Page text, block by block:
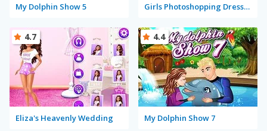
My Dolphin Show 5 Girls Photoshopping Dressup
Eliza's Heavenly Wedding
4.7
My Dolphin Show 7
4.4